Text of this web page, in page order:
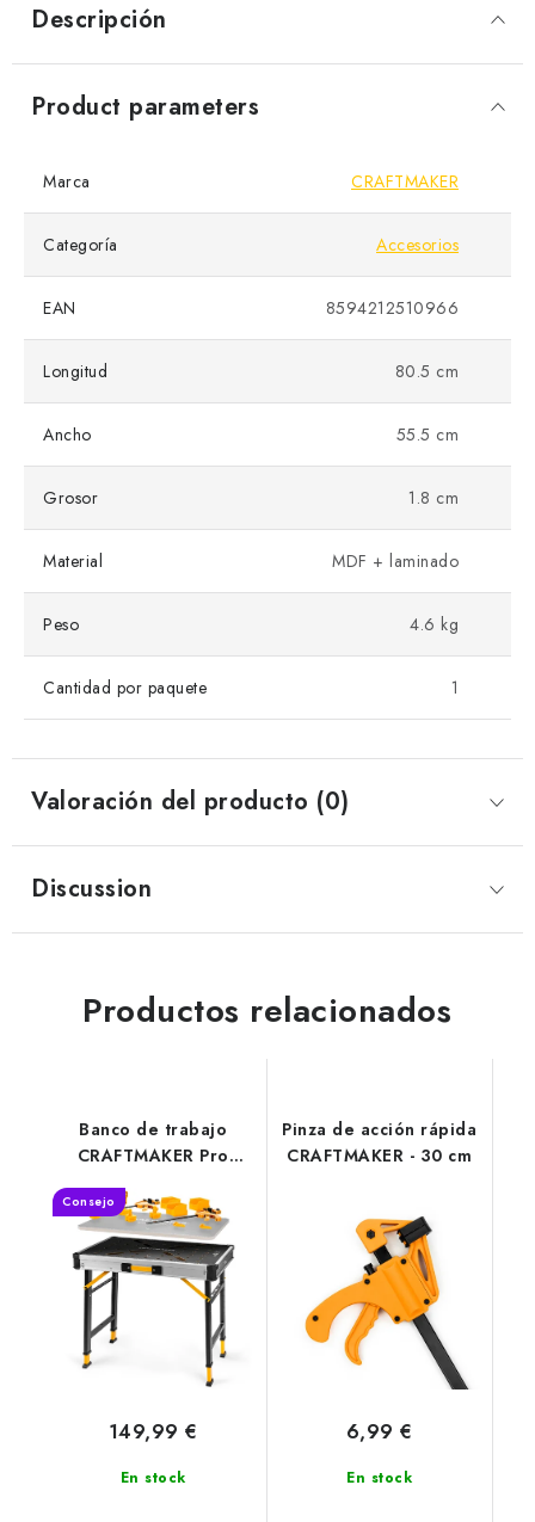
Descripción
Product parameters
Marca CRAFTMAKER
Categoría Accesorios
EAN 8594212510966
Longitud 80.5 cm
Ancho 55.5 cm
Grosor 1.8 cm
Material MDF + laminado
Peso 4.6 kg
Cantidad por paquete 1
Valoración del producto (0)
Discussion
Productos relacionados
Banco de trabajo
CRAFTMAKER Pro
Station S30
Consejo
En stock
149,99 €
Pinza de acción rápida
CRAFTMAKER - 30 cm
En stock
6,99 €